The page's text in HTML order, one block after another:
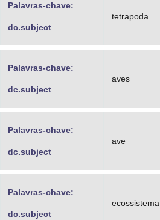
Palavras-chave:
dc.subject
tetrapoda
Palavras-chave:
dc.subject
aves
Palavras-chave:
dc.subject
ave
Palavras-chave:
dc.subject
ecossistema